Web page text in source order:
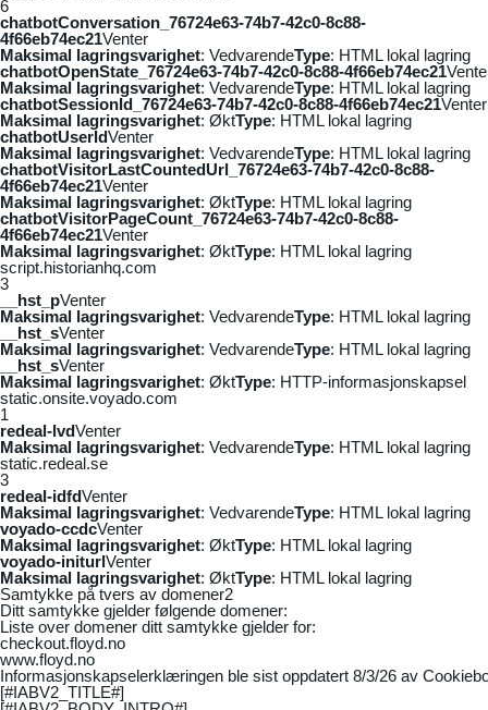
6
chatbotConversation_76724e63-74b7-42c0-8c88-
4f66eb74ec21Venter
Maksimal lagringsvarighet: VedvarendeType: HTML lokal lagring
chatbotOpenState_76724e63-74b7-42c0-8c88-4f66eb74ec21
Maksimal lagringsvarighet: VedvarendeType: HTML lokal lagring
chatbotSessionId_76724e63-74b7-42c0-8c88-4f66eb74ec21Venter
Maksimal lagringsvarighet: ØktType: HTML lokal lagring
chatbotUserIdVenter
Maksimal lagringsvarighet: VedvarendeType: HTML lokal lagring
chatbotVisitorLastCountedUrl_76724e63-74b7-42c0-8c88-
4f66eb74ec21Venter
Maksimal lagringsvarighet: ØktType: HTML lokal lagring
chatbotVisitorPageCount_76724e63-74b7-42c0-8c88-
4f66eb74ec21Venter
Maksimal lagringsvarighet: ØktType: HTML lokal lagring
script.historianhq.com
3
__hst_pVenter
Maksimal lagringsvarighet: VedvarendeType: HTML lokal lagring
__hst_sVenter
Maksimal lagringsvarighet: VedvarendeType: HTML lokal lagring
__hst_sVenter
Maksimal lagringsvarighet: ØktType: HTTP-informasjonskapsel
static.onsite.voyado.com
1
redeal-lvdVenter
Maksimal lagringsvarighet: VedvarendeType: HTML lokal lagring
static.redeal.se
3
redeal-idfdVenter
Maksimal lagringsvarighet: VedvarendeType: HTML lokal lagring
voyado-ccdcVenter
Maksimal lagringsvarighet: ØktType: HTML lokal lagring
voyado-initurlVenter
Maksimal lagringsvarighet: ØktType: HTML lokal lagring
Samtykke på tvers av domener2
Ditt samtykke gjelder følgende domener:
Liste over domener ditt samtykke gjelder for:
checkout.floyd.no
www.floyd.no
Informasjonskapselerklæringen ble sist oppdatert 8/3/26 av
[#IABV2_TITLE#]